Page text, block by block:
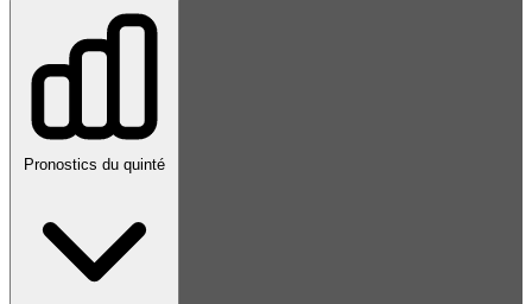
Pronostics du quinté